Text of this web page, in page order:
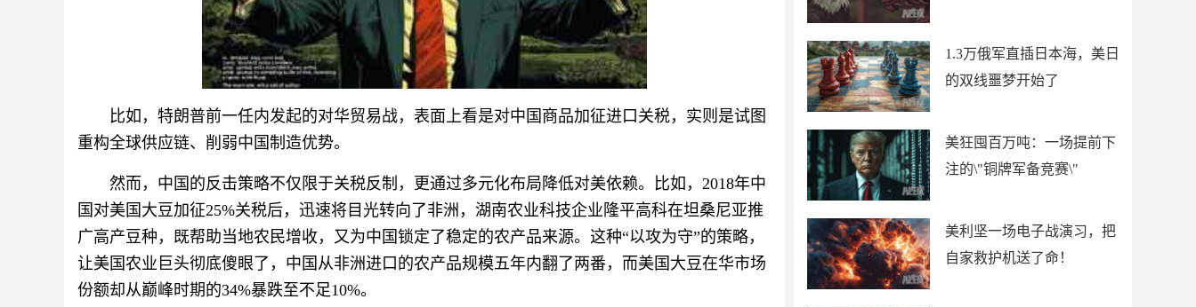
比如，特朗普前一任内发起的对华贸易战，表面上看是对中国商品加征进口关税，实则是试图
重构全球供应链、削弱中国制造优势。
然而，中国的反击策略不仅限于关税反制，更通过多元化布局降低对美依赖。比如，2018年中
国对美国大豆加征25%关税后，迅速将目光转向了非洲，湖南农业科技企业隆平高科在坦桑尼亚推
广高产豆种，既帮助当地农民增收，又为中国锁定了稳定的农产品来源。这种“以攻为守”的策略，
让美国农业巨头彻底傻眼了，中国从非洲进口的农产品规模五年内翻了两番，而美国大豆在华市场
份额却从巅峰时期的34%暴跌至不足10%。
1.3万俄军直插日本海，美日
的双线噩梦开始了
美狂囤百万吨：一场提前下
注的\"铜牌军备竞赛\"
美利坚一场电子战演习，把
自家救护机送了命！